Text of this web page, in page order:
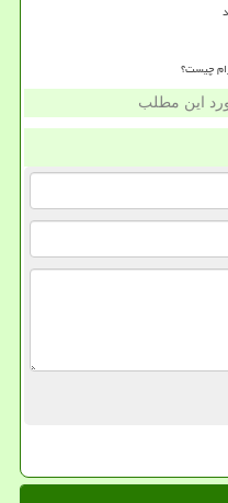
چیست؟
این مطلب